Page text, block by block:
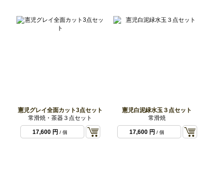
憲児グレイ全面カット3点セット
常滑焼・茶器３点セット
17,600 円 / 個
憲児白泥緑水玉３点セット
常滑焼
17,600 円 / 個